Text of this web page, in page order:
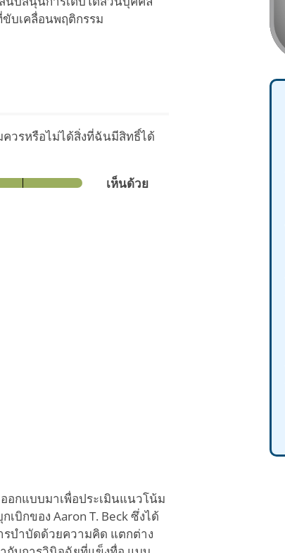
บเคลื่อนพฤติกรรม
วรหรือไม่ได้สิ่งที่ฉันมีสิทธิ์ได้
เห็นด้วย
อกแบบมาเพื่อประเมินแนวโน้ม
บิกของ Aaron T. Beck ซึ่งได้
รบำบัดด้วยความคิด แตกต่าง